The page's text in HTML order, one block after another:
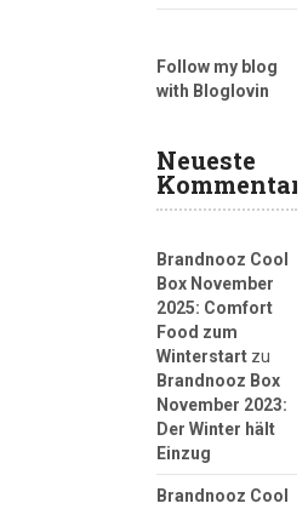
Follow my blog
with Bloglovin
Neueste
Brandnooz Cool
Box November
2025: Comfort
Food zum
Winterstartzu
Brandnooz Box
November 2023:
Der Winter hält
Einzug
Brandnooz Cool